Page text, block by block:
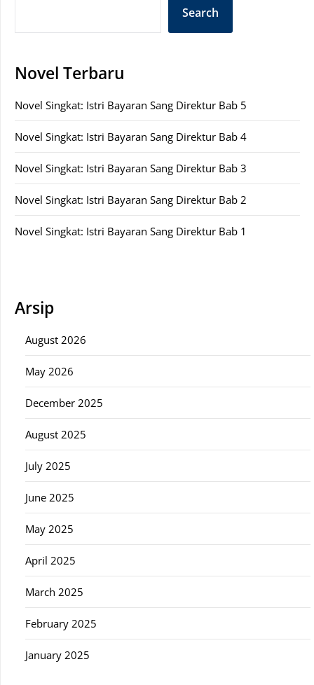
Search
Novel Terbaru
Novel Singkat: Istri Bayaran Sang Direktur Bab 5
Novel Singkat: Istri Bayaran Sang Direktur Bab 4
Novel Singkat: Istri Bayaran Sang Direktur Bab 3
Novel Singkat: Istri Bayaran Sang Direktur Bab 2
Novel Singkat: Istri Bayaran Sang Direktur Bab 1
Arsip
August 2026
May 2026
December 2025
August 2025
July 2025
June 2025
May 2025
April 2025
March 2025
February 2025
January 2025